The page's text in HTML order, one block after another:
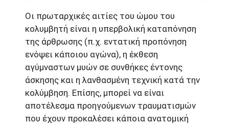
Οι πρωταρχικές αιτίες του ώμου του
κολυμβητή είναι η υπερβολική καταπόνηση
της άρθρωσης (π.χ. εντατική προπόνηση
ενόψει κάποιου αγώνα), η έκθεση
αγύμναστων μυών σε συνθήκες έντονης
άσκησης και η λανθασμένη τεχνική κατά την
κολύμβηση. Επίσης, μπορεί να είναι
αποτέλεσμα προηγούμενων τραυματισμών
που έχουν προκαλέσει κάποια ανατομική